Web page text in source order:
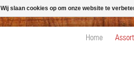
Home
Wij slaan cookies op om onze website te